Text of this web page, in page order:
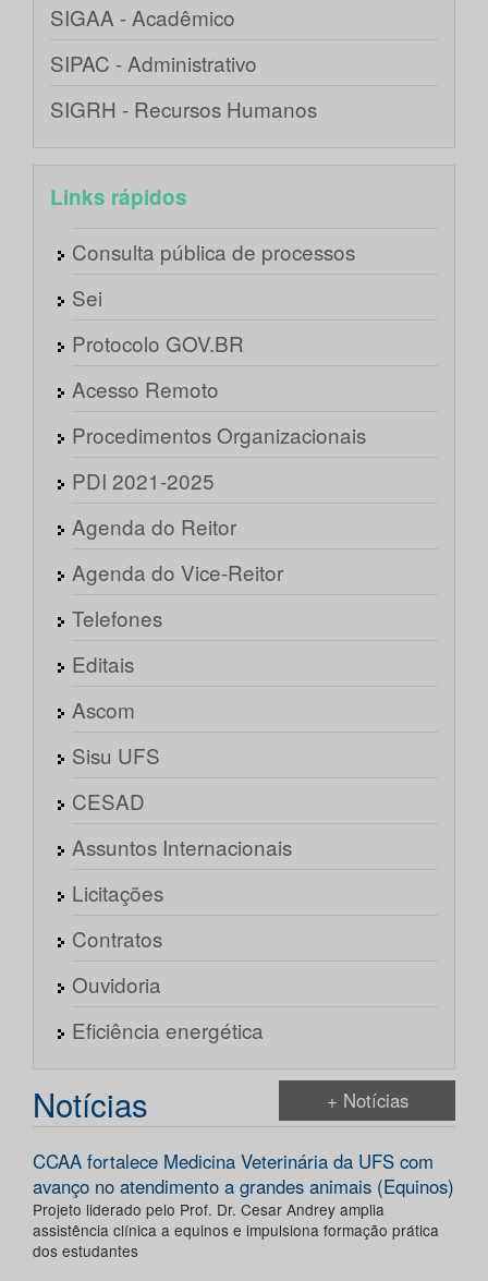
SIGAA - Acadêmico
SIPAC - Administrativo
SIGRH - Recursos Humanos
Links rápidos
Consulta pública de processos
Sei
Protocolo GOV.BR
Acesso Remoto
Procedimentos Organizacionais
PDI 2021-2025
Agenda do Reitor
Agenda do Vice-Reitor
Telefones
Editais
Ascom
Sisu UFS
CESAD
Assuntos Internacionais
Licitações
Contratos
Ouvidoria
Eficiência energética
Notícias + Notícias
CCAA fortalece Medicina Veterinária da UFS com
avanço no atendimento a grandes animais (Equinos)
Projeto liderado pelo Prof. Dr. Cesar Andrey amplia
assistência clínica a equinos e impulsiona formação prática
dos estudantes